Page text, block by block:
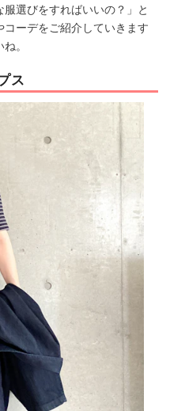
選びをすればいいの？」と
ーデをご紹介していきます
。
ス